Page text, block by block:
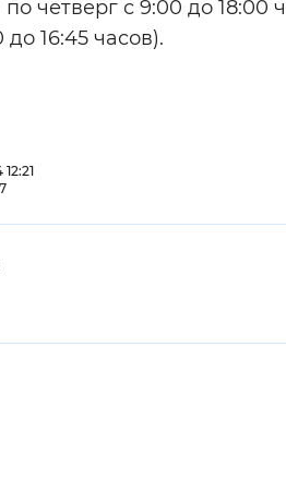
четверг с 9:00 до 18:00
16:45 часов).